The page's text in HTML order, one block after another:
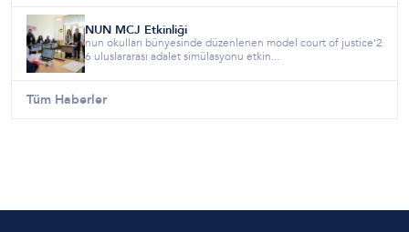
NUN MCJ Etkinliği
nun okulları bünyesinde düzenlenen model court of justice’2
6 uluslararası adalet simülasyonu etkin...
Tüm Haberler